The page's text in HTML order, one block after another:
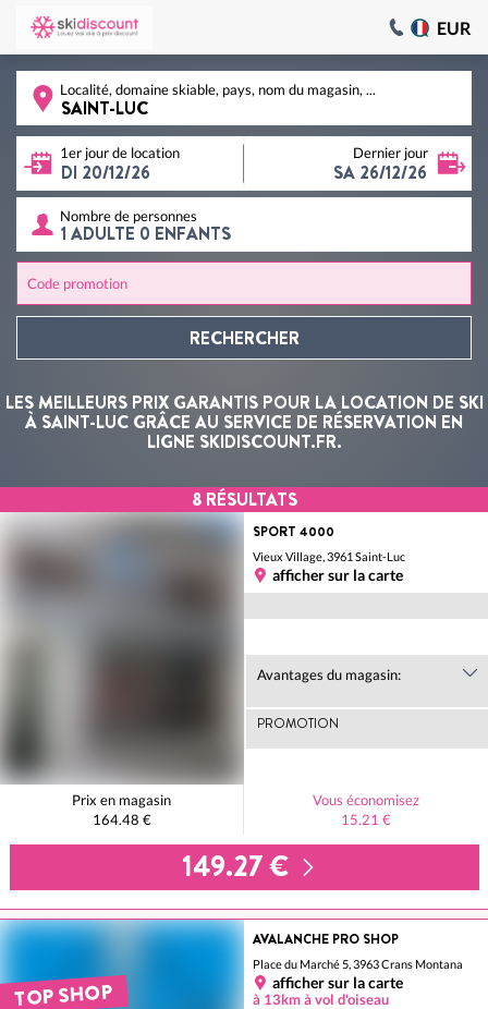
EUR
Localité, domaine skiable, pays, nom du magasin, ...
1er jour de location Dernier jour
Nombre de personnes
Code promotion
RECHERCHER
LES MEILLEURS PRIX GARANTIS POUR LA LOCATION DE SKI
À SAINT-LUC GRÂCE AU SERVICE DE RÉSERVATION EN
LIGNE SKIDISCOUNT.FR.
8 RÉSULTATS
SPORT 4000
Vieux Village, 3961 Saint-Luc
afficher sur la carte
Avantages du magasin:
PROMOTION
Prix en magasin
164.48 €
Vous économisez
15.21 €
149.27 €
TOP SHOP
AVALANCHE PRO SHOP
Place du Marché 5, 3963 Crans Montana
afficher sur la carte
à 13km à vol d'oiseau